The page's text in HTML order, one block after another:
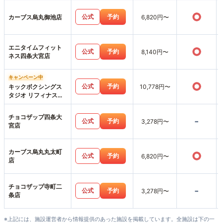
カーブス烏丸御池店 公式 予約 6,820円〜 ○
エニタイムフィット
ネス四条大宮店
公式 予約 8,140円〜 ○
キャンペーン中
キックボクシングス
タジオ リフィナス京
都河原町店
公式 予約 10,778円〜 ○
チョコザップ四条大
宮店
公式 予約 3,278円〜 -
カーブス烏丸丸太町
店
公式 予約 6,820円〜 ○
チョコザップ寺町二
条店
公式 予約 3,278円〜 -
※上記には、施設運営者から情報提供のあった施設を掲載しています。全施設は下の一